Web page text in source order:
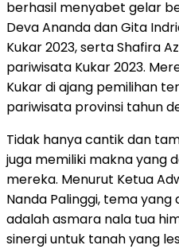
berhasil menyabet gelar
Deva Ananda dan Gita
Kukar 2023, serta Shafira
pariwisata Kukar 2023.
Kukar di ajang pemilihan
pariwisata provinsi tahun
Tidak hanya cantik dan
juga memiliki makna yang
mereka. Menurut Ketua
Nanda Palinggi, tema
adalah asmara nala tua
sinergi untuk tanah yang